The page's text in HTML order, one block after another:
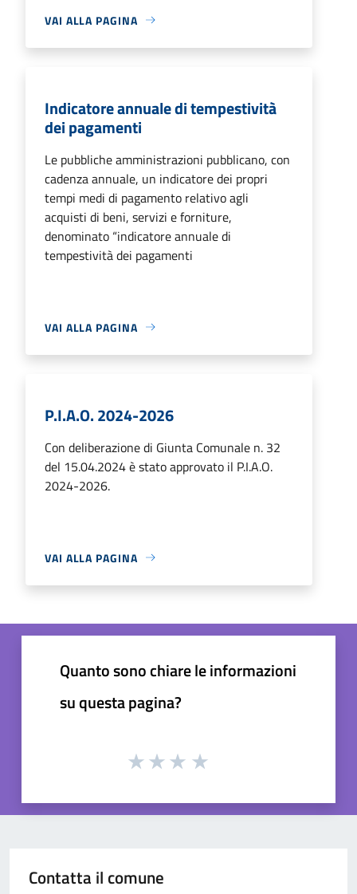
VAI ALLA PAGINA
Indicatore annuale di tempestività
dei pagamenti
Le pubbliche amministrazioni pubblicano, con
cadenza annuale, un indicatore dei propri
tempi medi di pagamento relativo agli
acquisti di beni, servizi e forniture,
denominato “indicatore annuale di
tempestività dei pagamenti
VAI ALLA PAGINA
P.I.A.O. 2024-2026
Con deliberazione di Giunta Comunale n. 32
del 15.04.2024 è stato approvato il P.I.A.O.
2024-2026.
VAI ALLA PAGINA
Quanto sono chiare le informazioni
su questa pagina?
Contatta il comune